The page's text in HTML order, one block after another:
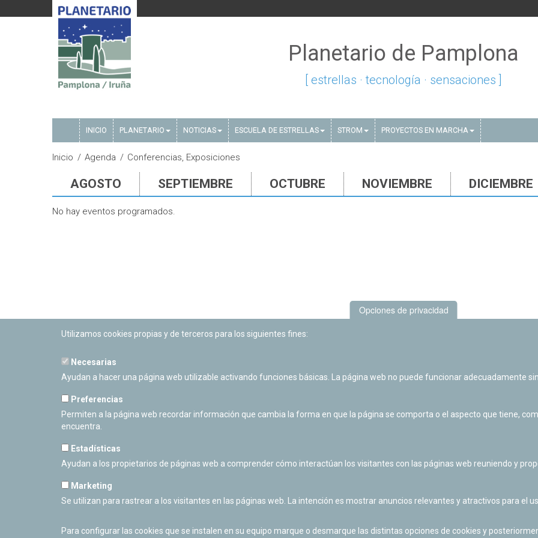
Planetario de Pamplona
[ estrellas · tecnología · sensaciones ]
INICIO PLANETARIO NOTICIAS ESCUELA DE ESTRELLAS STROM PROYECTOS EN MARCHA
Inicio Agenda Conferencias, Exposiciones
AGOSTO SEPTIEMBRE OCTUBRE NOVIEMBRE DICIEMBRE
No hay eventos programados.
PLANETARIO DE PAMPLONA
Calle Sancho RamÃ­rez, s/n
Cerrado Temporalmente
Opciones de privacidad
Utilizamos cookies propias y de terceros para los siguientes fines:
Necesarias
Ayudan a hacer una página web utilizable activando funciones básicas. La página web no puede funcionar adecuadamente
Preferencias
Permiten a la página web recordar información que cambia la forma en que la página se comporta o el aspecto que tiene,
encuentra.
Estadísticas
Ayudan a los propietarios de páginas web a comprender cómo interactúan los visitantes con las páginas web reuniendo y
Marketing
Se utilizan para rastrear a los visitantes en las páginas web. La intención es mostrar anuncios relevantes y atractivos para el
Para configurar las cookies que se instalen en su equipo marque o desmarque las distintas opciones de cookies y